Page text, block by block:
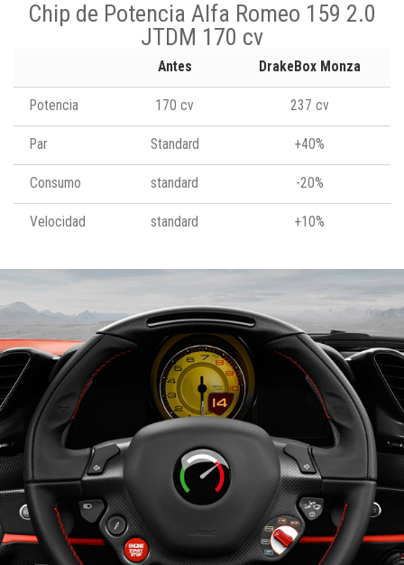
Chip de Potencia Alfa Romeo 159 2.0
JTDM 170 cv
Antes DrakeBox Monza
Potencia 170 cv 237 cv
Par Standard +40%
Consumo standard -20%
Velocidad standard +10%